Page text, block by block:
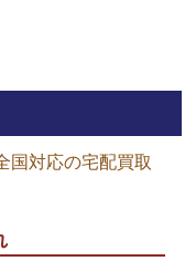
国対応の宅配買取